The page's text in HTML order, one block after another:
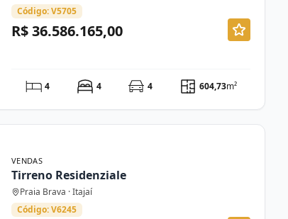
Código: V5705
R$ 36.586.165,00
4 4 4 604,73m²
VENDAS
Tirreno Residenziale
Praia Brava · Itajaí
Código: V6245